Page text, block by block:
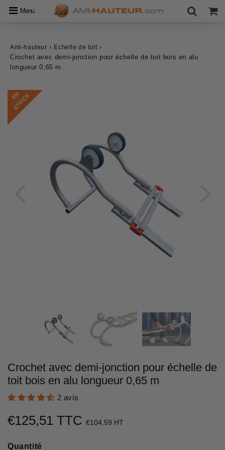
Menu
Ami-hauteur › Echelle de toit ›
Crochet avec demi-jonction pour échelle de toit bois en alu
longueur 0,65 m
E
N
S
T
O
C
K
Crochet avec demi-jonction pour échelle de
toit bois en alu longueur 0,65 m
2 avis
€125,51 TTC €104,59 HT
price
Quantité